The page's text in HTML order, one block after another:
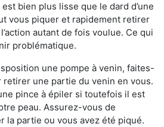
bien plus lisse que le dard d’une
vous piquer et rapidement retirer
autant de fois voulue. Ce qui
problématique.
une pompe à venin, faites-
une partie du venin en vous.
pince à épiler si toutefois il est
peau. Assurez-vous de
la partie ou vous avez été piqué.